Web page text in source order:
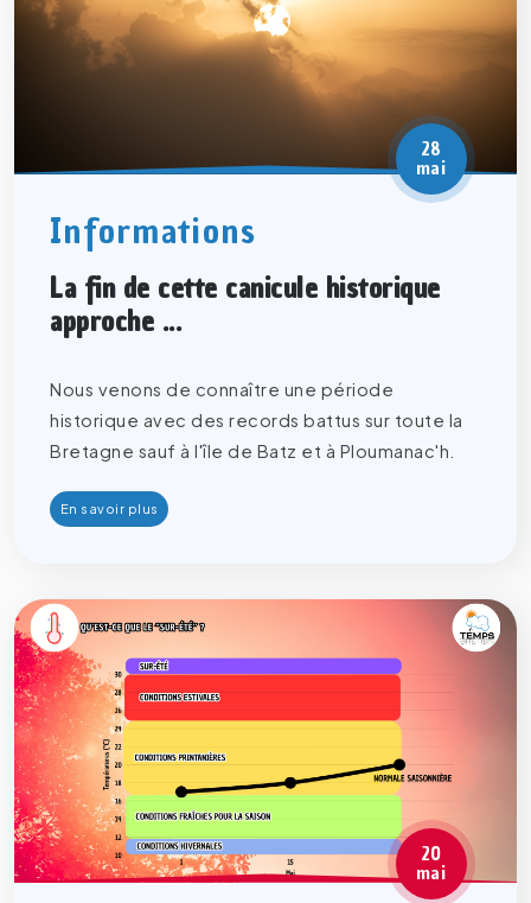
28
mai
Informations
La fin de cette canicule historique
approche ...
Nous venons de connaître une période
historique avec des records battus sur toute la
Bretagne sauf à l'île de Batz et à Ploumanac'h.
En savoir plus
20
mai